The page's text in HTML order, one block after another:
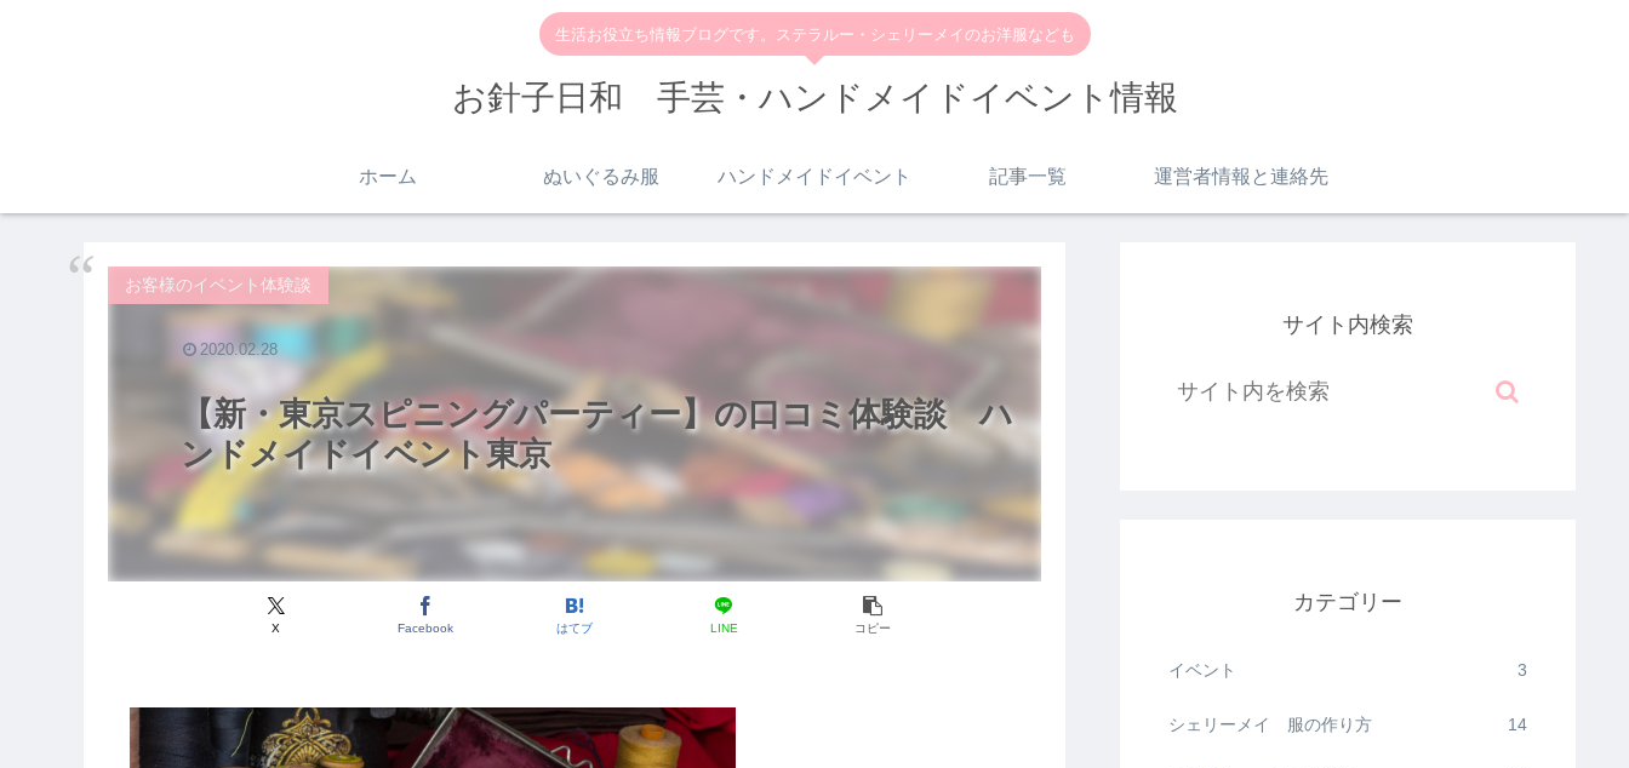
生活お役立ち情報ブログです。ステラルー・シェリーメイのお洋服なども
お針子日和 手芸・ハンドメイドイベント情報
ホーム ぬいぐるみ服 ハンドメイドイベント 記事一覧 運営者情報と連絡先
【新・東京スピニングパーティー】の口コミ体験談 ハ
ンドメイドイベント東京
お客様のイベント体験談
X Facebook はてブ LINE コピー
2020.02.28
サイト内検索
カテゴリー
イベント 3
シェリーメイ 服の作り方 14